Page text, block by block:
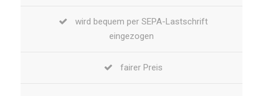
wird bequem per SEPA-Lastschrift
eingezogen
fairer Preis